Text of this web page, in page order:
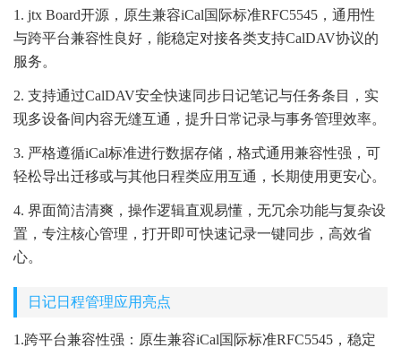
1. jtx Board开源，原生兼容iCal国际标准RFC5545，通用性
与跨平台兼容性良好，能稳定对接各类支持CalDAV协议的
服务。
2. 支持通过CalDAV安全快速同步日记笔记与任务条目，实
现多设备间内容无缝互通，提升日常记录与事务管理效率。
3. 严格遵循iCal标准进行数据存储，格式通用兼容性强，可
轻松导出迁移或与其他日程类应用互通，长期使用更安心。
4. 界面简洁清爽，操作逻辑直观易懂，无冗余功能与复杂设
置，专注核心管理，打开即可快速记录一键同步，高效省
心。
日记日程管理应用亮点
1.跨平台兼容性强：原生兼容iCal国际标准RFC5545，稳定